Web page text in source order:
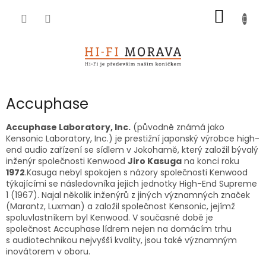
KOŠÍK
Accuphase
Accuphase Laboratory, Inc. (původně známá jako
Kensonic Laboratory, Inc.) je prestižní japonský výrobce high-
end audio zařízení se sídlem v Jokohamě, který založil bývalý
inženýr společnosti Kenwood Jiro Kasuga na konci roku
1972.Kasuga nebyl spokojen s názory společnosti Kenwood
týkajícími se následovníka jejich jednotky High-End Supreme
1 (1967). Najal několik inženýrů z jiných významných značek
(Marantz, Luxman) a založil společnost Kensonic, jejímž
spoluvlastníkem byl Kenwood. V současné době je
společnost Accuphase lídrem nejen na domácím trhu
s audiotechnikou nejvyšší kvality, jsou také významným
inovátorem v oboru.